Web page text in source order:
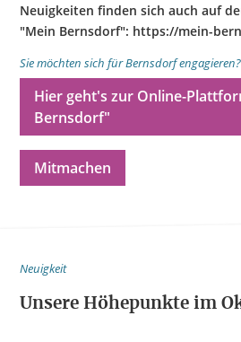
Neuigkeiten finden sich auch auf
"Mein Bernsdorf": https://mein-
Sie möchten sich für Bernsdorf engagieren?
Hier geht's zur Online-
Bernsdorf"
Mitmachen
Neuigkeit
Unsere Höhepunkte im